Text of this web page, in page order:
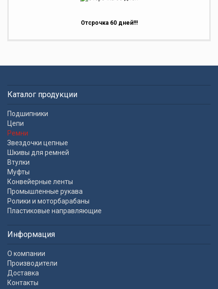
Отсрочка 60 дней!!!
Каталог продукции
Подшипники
Цепи
Ремни
Звездочки цепные
Шкивы для ремней
Втулки
Муфты
Конвейерные ленты
Промышленные рукава
Ролики и моторбарабаны
Пластиковые направляющие
Информация
О компании
Производители
Доставка
Контакты